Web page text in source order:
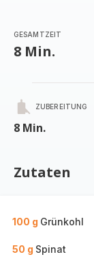
GESAMTZEIT
8 Min.
ZUBEREITUNG
8 Min.
Zutaten
100 g Grünkohl
50 g Spinat